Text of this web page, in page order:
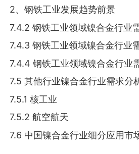
2、钢铁工业发展趋势前景
7.4.2 钢铁工业领域镍合金行业
7.4.3 钢铁工业领域镍合金行业
7.4.4 钢铁工业领域镍合金行业
7.5 其他行业镍合金行业需求分
7.5.1 核工业
7.5.2 航空航天
7.6 中国镍合金行业细分应用市